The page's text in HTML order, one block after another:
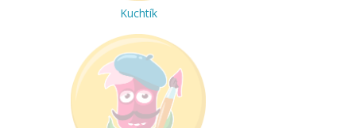
Kuchtík